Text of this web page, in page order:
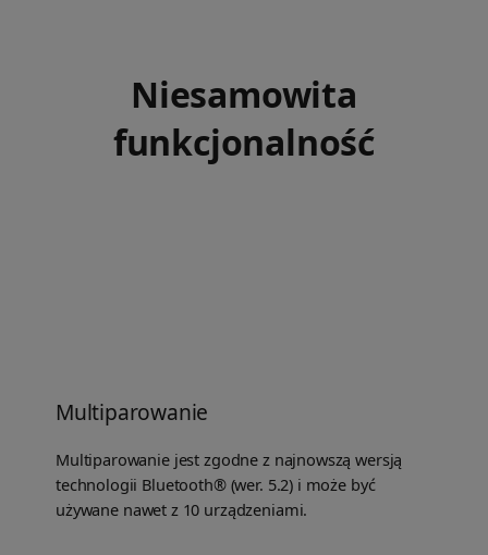
Niesamowita
funkcjonalność
Multiparowanie
Multiparowanie jest zgodne z najnowszą wersją
technologii Bluetooth® (wer. 5.2) i może być
używane nawet z 10 urządzeniami.